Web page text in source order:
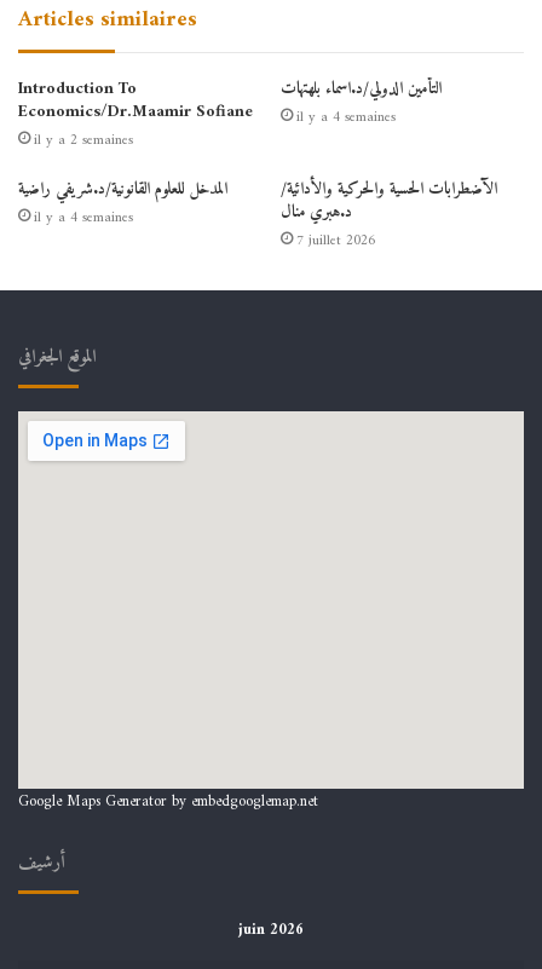
Articles similaires
Introduction To
Economics/Dr.Maamir Sofiane
il y a 2 semaines
التأمين الدولي/د.اسماء بلهتهات
il y a 4 semaines
المدخل للعلوم القانونية/د.شريفي راضية
il y a 4 semaines
الآضطرابات الحسية والحركية والأدائية/
د.هبري منال
7 juillet 2026
الموقع الجغرافي
Google Maps Generator by embedgooglemap.net
أرشيف
juin 2026